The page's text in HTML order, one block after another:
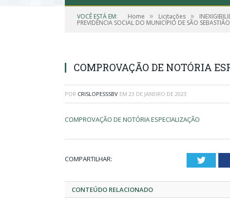
VOCÊ ESTÁ EM: Home » Licitações »
PREVIDÊNCIA SOCIAL DO MUNICÍPIO DE SÃO
COMPROVAÇÃO DE NOTÓRIA
POR CRISLOPESSSBV EM 23 DE JANEIRO DE 2023
COMPROVAÇÃO DE NOTÓRIA ESPECIALIZAÇÃO
COMPARTILHAR:
CONTEÚDO RELACIONADO